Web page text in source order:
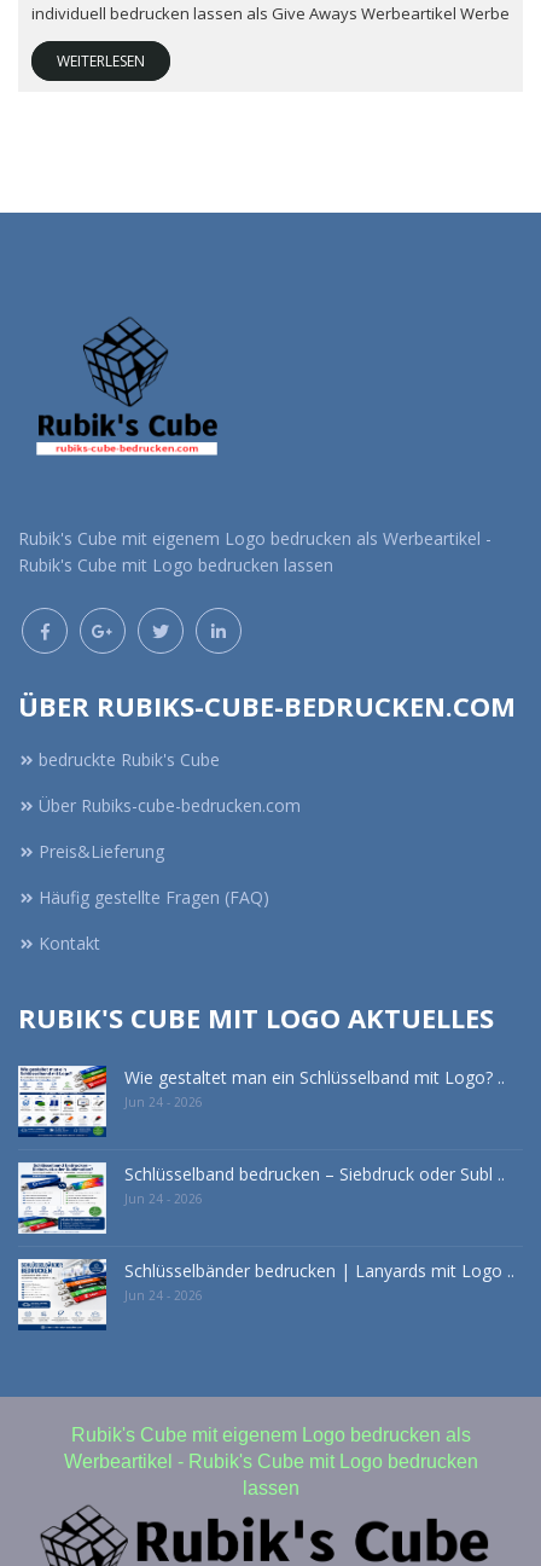
individuell bedrucken lassen als Give Aways Werbeartikel Werbe
WEITERLESEN
Rubik's Cube mit eigenem Logo bedrucken als Werbeartikel -
Rubik's Cube mit Logo bedrucken lassen
ÜBER RUBIKS-CUBE-BEDRUCKEN.COM
bedruckte Rubik's Cube
Über Rubiks-cube-bedrucken.com
Preis&Lieferung
Häufig gestellte Fragen (FAQ)
Kontakt
RUBIK'S CUBE MIT LOGO AKTUELLES
Wie gestaltet man ein Schlüsselband mit Logo? ..
Jun 24 - 2026
Schlüsselband bedrucken – Siebdruck oder Subl ..
Jun 24 - 2026
Schlüsselbänder bedrucken | Lanyards mit Logo ..
Jun 24 - 2026
Rubik's Cube mit eigenem Logo bedrucken als
Werbeartikel - Rubik's Cube mit Logo bedrucken
lassen